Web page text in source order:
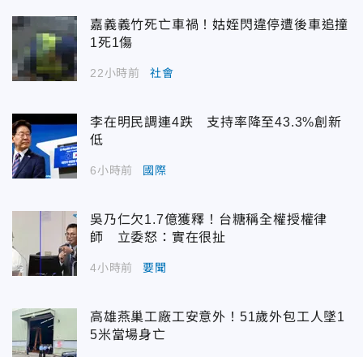
嘉義義竹死亡車禍！姑姪閃違停遭後車追撞
1死1傷
22小時前 社會
李在明民調連4跌 支持率降至43.3%創新
低
6小時前 國際
吳乃仁欠1.7億獲釋！台糖稱全權授權律
師 立委怒：實在很扯
4小時前 要聞
高雄燕巢工廠工安意外！51歲外包工人墜1
5米當場身亡